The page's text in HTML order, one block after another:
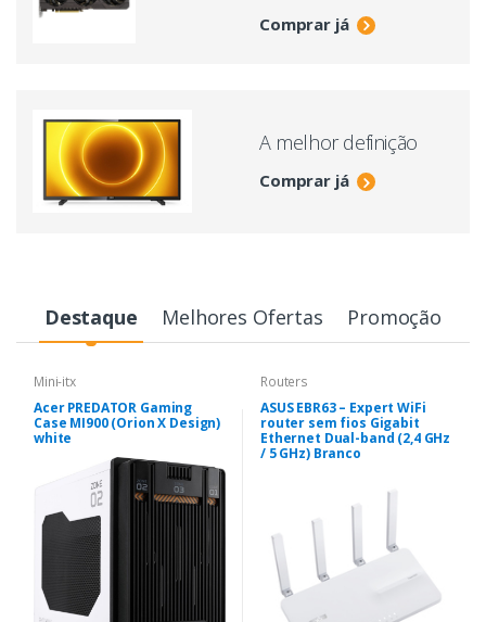
Comprar já
A melhor definição
Comprar já
Destaque Melhores Ofertas Promoção
Mini-itx
Acer PREDATOR Gaming
Case MI900 (Orion X Design)
white
Routers
ASUS EBR63 – Expert WiFi
router sem fios Gigabit
Ethernet Dual-band (2,4 GHz
/ 5 GHz) Branco